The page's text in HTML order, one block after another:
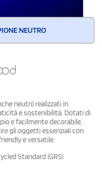
NEUTRO
neutri) realizzati in
e sostenibilità. Dotati di
e facilmente decorabile,
gli oggetti essenziali con
e versatile.
Standard (GRS)